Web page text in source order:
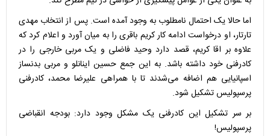
اما حالا یک احتمال نامطلوب به وجود آمده است. پس از انتخاب مهدی
تارتار، او درخواست ادامه کار کریم باقری را به میان آورد و اعلام کرد که
علاوه بر اقا کریم، قصد دارد وحید فاضلی و یک مربی خارجی را در
کادرفنی خود داشته باشد. به این جمع حسین اینانلو و مربی بدنساز
اسپانیایی هم اضافه می‌شدند تا با همراهی علیرضا محمد، کادرفنی
پرسپولیس تشکیل شود.
بر سر تشکیل این کادرفنی یک مشکل وجود دارد: بودجه انقباضی
پرسپولیس!